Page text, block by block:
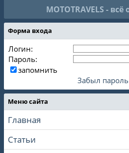
MOTOTRAVELS -
Форма входа
Логин:
Пароль:
запомнить
Забыл пароль
Меню сайта
Главная
Статьи